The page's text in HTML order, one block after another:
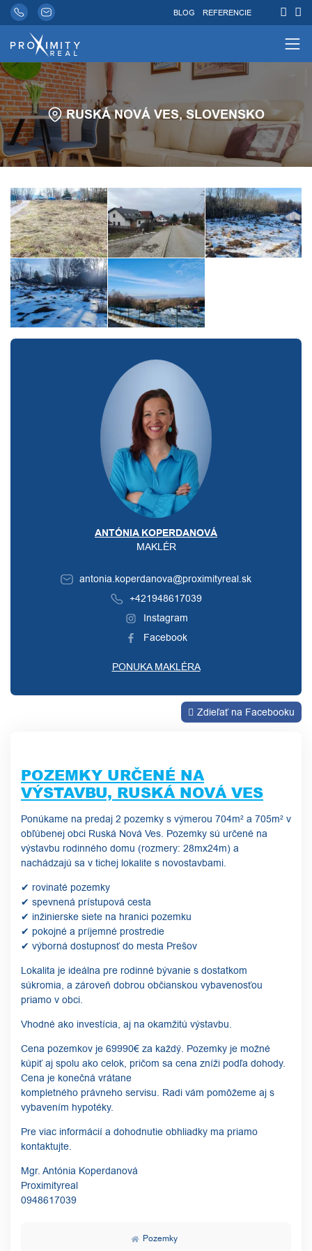
BLOG REFERENCIE
RUSKÁ NOVÁ VES, SLOVENSKO
ANTÓNIA KOPERDANOVÁ
MAKLÉR
antonia.koperdanova@proximityreal.sk
+421948617039
Instagram
Facebook
PONUKA MAKLÉRA
Zdieľať na Facebooku
POZEMKY URČENÉ NA
VÝSTAVBU, RUSKÁ NOVÁ VES
Ponúkame na predaj 2 pozemky s výmerou 704m² a 705m² v
obľúbenej obci Ruská Nová Ves. Pozemky sú určené na
výstavbu rodinného domu (rozmery: 28mx24m) a
nachádzajú sa v tichej lokalite s novostavbami.
✔ rovinaté pozemky
✔ spevnená prístupová cesta
✔ inžinierske siete na hranici pozemku
✔ pokojné a príjemné prostredie
✔ výborná dostupnosť do mesta Prešov
Lokalita je ideálna pre rodinné bývanie s dostatkom
súkromia, a zároveň dobrou občianskou vybavenosťou
priamo v obci.
Vhodné ako investícia, aj na okamžitú výstavbu.
Cena pozemkov je 69990€ za každý. Pozemky je možné
kúpiť aj spolu ako celok, pričom sa cena zníži podľa dohody.
Cena je konečná vrátane
kompletného právneho servisu. Radi vám pomôžeme aj s
vybavením hypotéky.
Pre viac informácií a dohodnutie obhliadky ma priamo
kontaktujte.
Mgr. Antónia Koperdanová
Proximityreal
0948617039
Pozemky